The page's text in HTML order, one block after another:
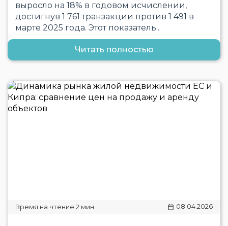
выросло на 18% в годовом исчислении,
достигнув 1 761 транзакции против 1 491 в
марте 2025 года. Этот показатель..
Читать полностью
08.04.2026